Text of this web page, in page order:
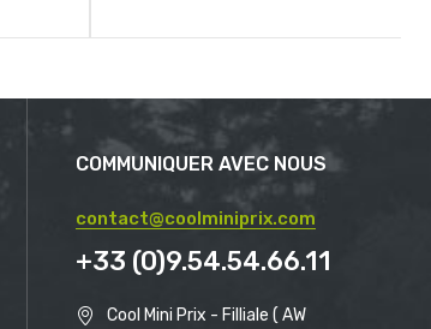
COMMUNIQUER AVEC NOUS
contact@coolminiprix.com
+33 (0)9.54.54.66.11
Cool Mini Prix - Filliale ( AW